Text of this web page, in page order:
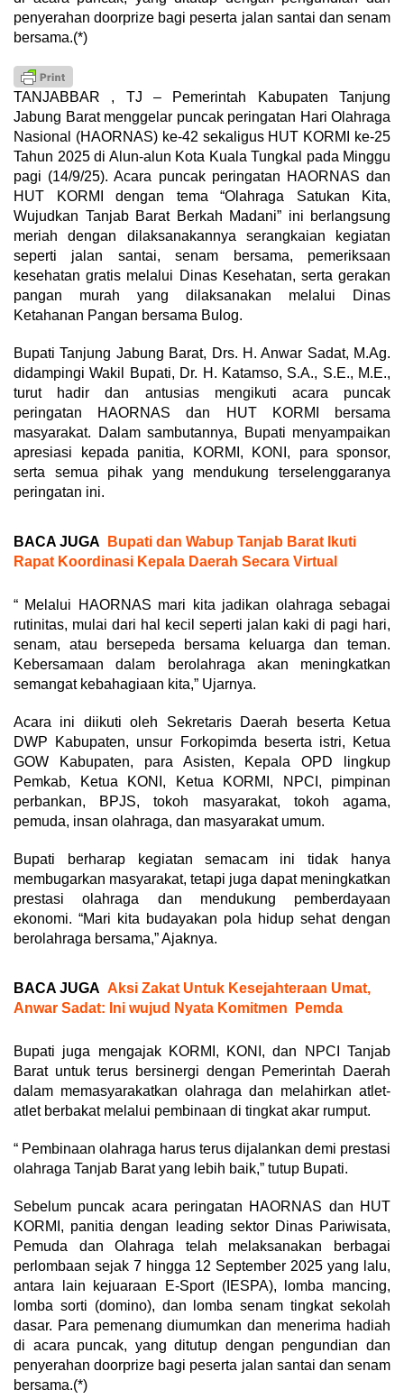
penyerahan doorprize bagi peserta jalan santai dan senam
bersama.(*)
TANJABBAR , TJ – Pemerintah Kabupaten Tanjung
Jabung Barat menggelar puncak peringatan Hari Olahraga
Nasional (HAORNAS) ke-42 sekaligus HUT KORMI ke-25
Tahun 2025 di Alun-alun Kota Kuala Tungkal pada Minggu
pagi (14/9/25). Acara puncak peringatan HAORNAS dan
HUT KORMI dengan tema “Olahraga Satukan Kita,
Wujudkan Tanjab Barat Berkah Madani” ini berlangsung
meriah dengan dilaksanakannya serangkaian kegiatan
seperti jalan santai, senam bersama, pemeriksaan
kesehatan gratis melalui Dinas Kesehatan, serta gerakan
pangan murah yang dilaksanakan melalui Dinas
Ketahanan Pangan bersama Bulog.
Bupati Tanjung Jabung Barat, Drs. H. Anwar Sadat, M.Ag.
didampingi Wakil Bupati, Dr. H. Katamso, S.A., S.E., M.E.,
turut hadir dan antusias mengikuti acara puncak
peringatan HAORNAS dan HUT KORMI bersama
masyarakat. Dalam sambutannya, Bupati menyampaikan
apresiasi kepada panitia, KORMI, KONI, para sponsor,
serta semua pihak yang mendukung terselenggaranya
peringatan ini.
BACA JUGA
Bupati dan Wabup Tanjab Barat Ikuti
Rapat Koordinasi Kepala Daerah Secara Virtual
“ Melalui HAORNAS mari kita jadikan olahraga sebagai
rutinitas, mulai dari hal kecil seperti jalan kaki di pagi hari,
senam, atau bersepeda bersama keluarga dan teman.
Kebersamaan dalam berolahraga akan meningkatkan
semangat kebahagiaan kita,” Ujarnya.
Acara ini diikuti oleh Sekretaris Daerah beserta Ketua
DWP Kabupaten, unsur Forkopimda beserta istri, Ketua
GOW Kabupaten, para Asisten, Kepala OPD lingkup
Pemkab, Ketua KONI, Ketua KORMI, NPCI, pimpinan
perbankan, BPJS, tokoh masyarakat, tokoh agama,
pemuda, insan olahraga, dan masyarakat umum.
Bupati berharap kegiatan semacam ini tidak hanya
membugarkan masyarakat, tetapi juga dapat meningkatkan
prestasi olahraga dan mendukung pemberdayaan
ekonomi. “Mari kita budayakan pola hidup sehat dengan
berolahraga bersama,” Ajaknya.
BACA JUGA Aksi Zakat Untuk Kesejahteraan Umat,
Anwar Sadat: Ini wujud Nyata Komitmen Pemda
Bupati juga mengajak KORMI, KONI, dan NPCI Tanjab
Barat untuk terus bersinergi dengan Pemerintah Daerah
dalam memasyarakatkan olahraga dan melahirkan atlet-
atlet berbakat melalui pembinaan di tingkat akar rumput.
“ Pembinaan olahraga harus terus dijalankan demi prestasi
olahraga Tanjab Barat yang lebih baik,” tutup Bupati.
Sebelum puncak acara peringatan HAORNAS dan HUT
KORMI, panitia dengan leading sektor Dinas Pariwisata,
Pemuda dan Olahraga telah melaksanakan berbagai
perlombaan sejak 7 hingga 12 September 2025 yang lalu,
antara lain kejuaraan E-Sport (IESPA), lomba mancing,
lomba sorti (domino), dan lomba senam tingkat sekolah
dasar. Para pemenang diumumkan dan menerima hadiah
di acara puncak, yang ditutup dengan pengundian dan
penyerahan doorprize bagi peserta jalan santai dan senam
bersama.(*)